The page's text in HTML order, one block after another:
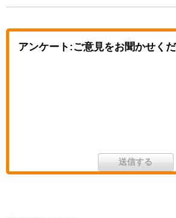
アンケート:ご意見をお聞かせく